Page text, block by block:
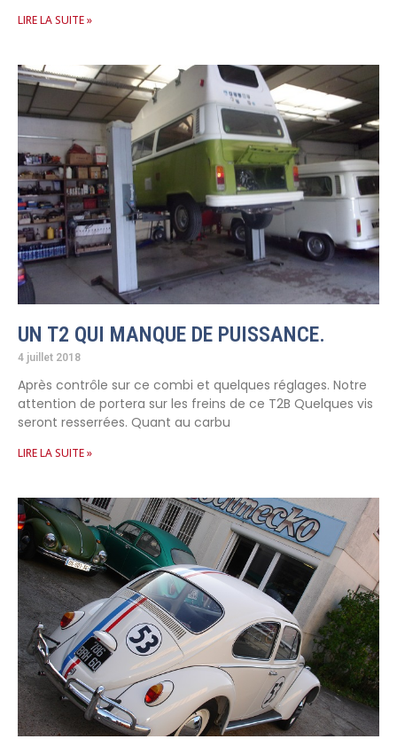
LIRE LA SUITE »
UN T2 QUI MANQUE DE PUISSANCE.
4 juillet 2018
Après contrôle sur ce combi et quelques réglages. Notre
attention de portera sur les freins de ce T2B Quelques vis
seront resserrées. Quant au carbu
LIRE LA SUITE »